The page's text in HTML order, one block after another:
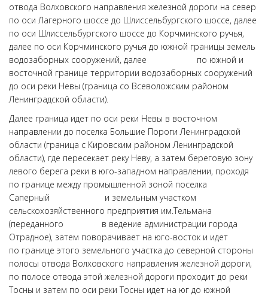
отвода Волховского направления железной дороги на север
по оси Лагерного шоссе до Шлиссельбургского шоссе, далее
по оси Шлиссельбургского шоссе до Корчминского ручья,
далее по оси Корчминского ручья до южной границы земель
водозаборных сооружений, далее по южной и
восточной границе территории водозаборных сооружений
до оси реки Невы (граница со Всеволожским районом
Ленинградской области).
Далее граница идет по оси реки Невы в восточном
направлении до поселка Большие Пороги Ленинградской
области (граница с Кировским районом Ленинградской
области), где пересекает реку Неву, а затем береговую зону
левого берега реки в юго-западном направлении, проходя
по границе между промышленной зоной поселка
Саперный и земельным участком
сельскохозяйственного предприятия им.Тельмана
(переданного в ведение администрации города
Отрадное), затем поворачивает на юго-восток и идет
по границе этого земельного участка до северной стороны
полосы отвода Волховского направления железной дороги,
по полосе отвода этой железной дороги проходит до реки
Тосны и затем по оси реки Тосны идет на юг до южной